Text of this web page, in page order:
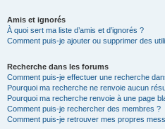
Amis et ignorés
À quoi sert ma liste d’amis et d’ignorés ?
Comment puis-je ajouter ou supprimer des
Recherche dans les forums
Comment puis-je effectuer une recherche
Pourquoi ma recherche ne renvoie aucun
Pourquoi ma recherche renvoie à une page
Comment puis-je rechercher des membres ?
Comment puis-je retrouver mes propres